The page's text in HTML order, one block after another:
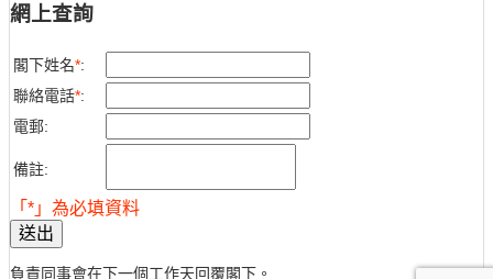
網上查詢
閣下姓名*:
聯絡電話*:
電郵:
備註:
「*」為必填資料
送出
負責同事會在下一個工作天回覆閣下。